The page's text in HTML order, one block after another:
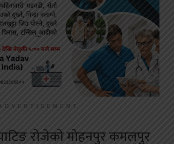
रोजेको मोहनपुर कमलपुर